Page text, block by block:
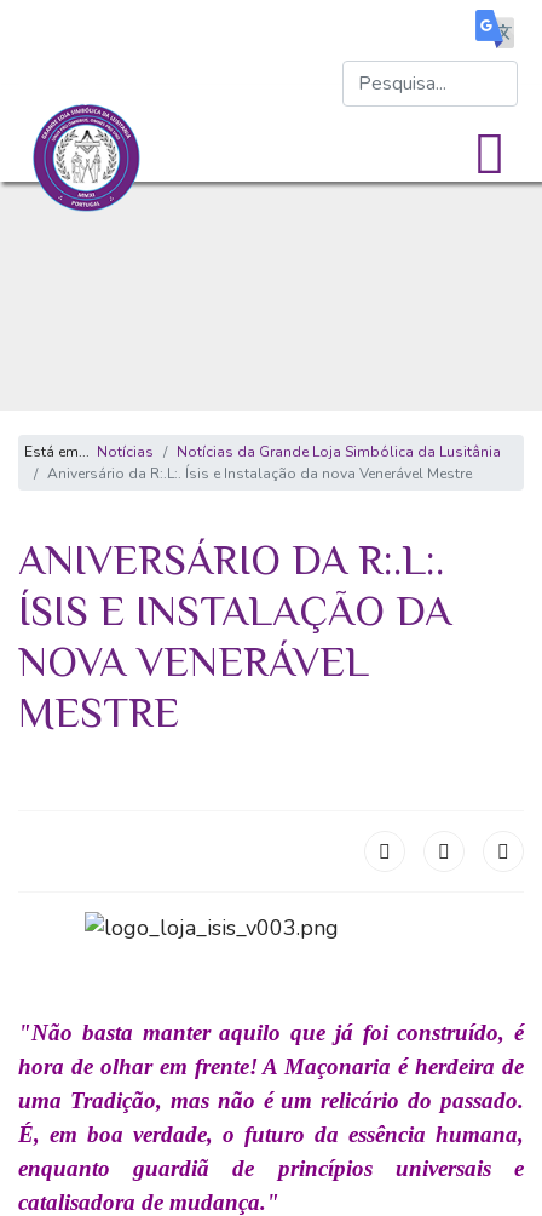
Está em... Notícias
Notícias da Grande Loja Simbólica da Lusitânia
Aniversário da R:.L:. Ísis e Instalação da nova Venerável Mestre
ANIVERSÁRIO DA R:.L:.
ÍSIS E INSTALAÇÃO DA
NOVA VENERÁVEL
MESTRE
"Não basta manter aquilo que já foi construído, é
hora de olhar em frente! A Maçonaria é herdeira de
uma Tradição, mas não é um relicário do passado.
É, em boa verdade, o futuro da essência humana,
enquanto guardiã de princípios universais e
catalisadora de mudança."